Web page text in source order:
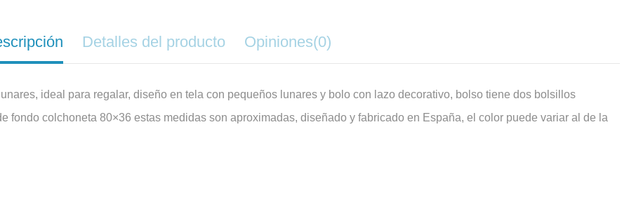
Detalles del producto Opiniones(0)
ideal para regalar, diseño en tela con pequeños lunares y bolo con lazo decorativo, bolso tiene dos bolsillos
fondo colchoneta 80×36 estas medidas son aproximadas, diseñado y fabricado en España, el color puede variar al de la